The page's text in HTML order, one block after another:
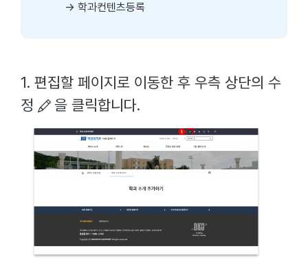
→ 학과컨텐츠등록
1. 편집할 페이지로 이동한 후 우측 상단의 수
정
을 클릭합니다.